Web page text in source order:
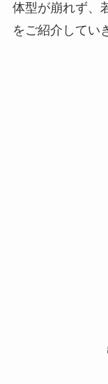
体型が崩れず、
をご紹介してい